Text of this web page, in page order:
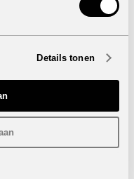
Details tonen